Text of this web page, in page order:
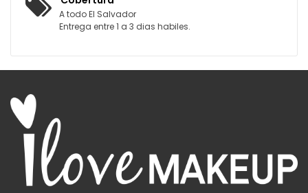
A todo El Salvador
Entrega entre 1 a 3 dias habiles.